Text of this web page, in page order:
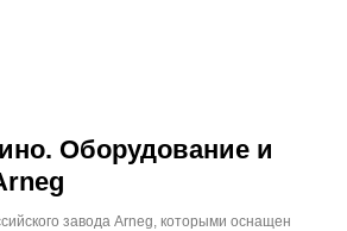
Оборудование и
завода Arneg, которыми оснащен